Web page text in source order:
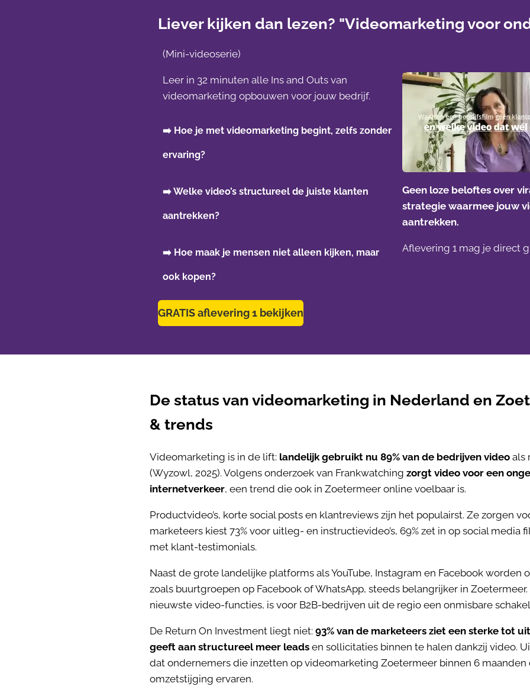
Liever kijken dan lezen? "Videomarketing voor
(Mini-videoserie)
Leer in 32 minuten alle Ins and Outs van
videomarketing opbouwen voor jouw bedrijf.
➡️ Hoe je met videomarketing begint, zelfs zonder
ervaring?
➡️Welke video’s structureel de juiste klanten
aantrekken?
➡️ Hoe maak je mensen niet alleen kijken, maar
ook kopen?
Geen loze beloftes over
strategie waarmee jouw
aantrekken.
Aflevering 1 mag je direct
GRATIS aflevering 1 bekijken
De status van videomarketing in Nederland en
& trends
Videomarketing is in de lift: landelijk gebruikt nu 89% van de bedrijven video als
(Wyzowl, 2025). Volgens onderzoek van Frankwatchingzorgt video voor een
internetverkeer, een trend die ook in Zoetermeer online voelbaar is.
Productvideo’s, korte social posts en klantreviews zijn het populairst. Ze zorgen
marketeers kiest 73% voor uitleg- en instructievideo’s, 69% zet in op social media
met klant-testimonials.
Naast de grote landelijke platforms als YouTube, Instagram en Facebook worden
zoals buurtgroepen op Facebook of WhatsApp, steeds belangrijker in
nieuwste video-functies, is voor B2B-bedrijven uit de regio een onmisbare
De Return On Investment liegt niet:93% van de marketeers ziet een sterke tot
geeft aan structureel meer leads en sollicitaties binnen te halen dankzij video.
dat ondernemers die inzetten op videomarketing Zoetermeer binnen 6 maanden
omzetstijging ervaren.